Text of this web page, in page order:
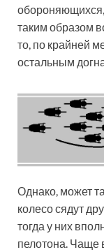
обороняющихся,
таким образом
то, по крайней
остальным
Однако, может
колесо сядут
тогда у них
пелотона. Чаще